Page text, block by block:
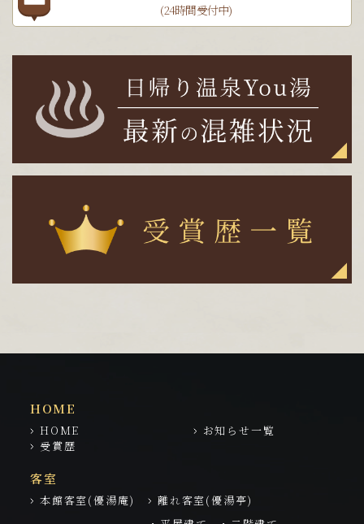
(24時間受付中)
HOME
HOME
お知らせ一覧
受賞歴
客室
本館客室(優湯庵)
離れ客室(優湯亭)